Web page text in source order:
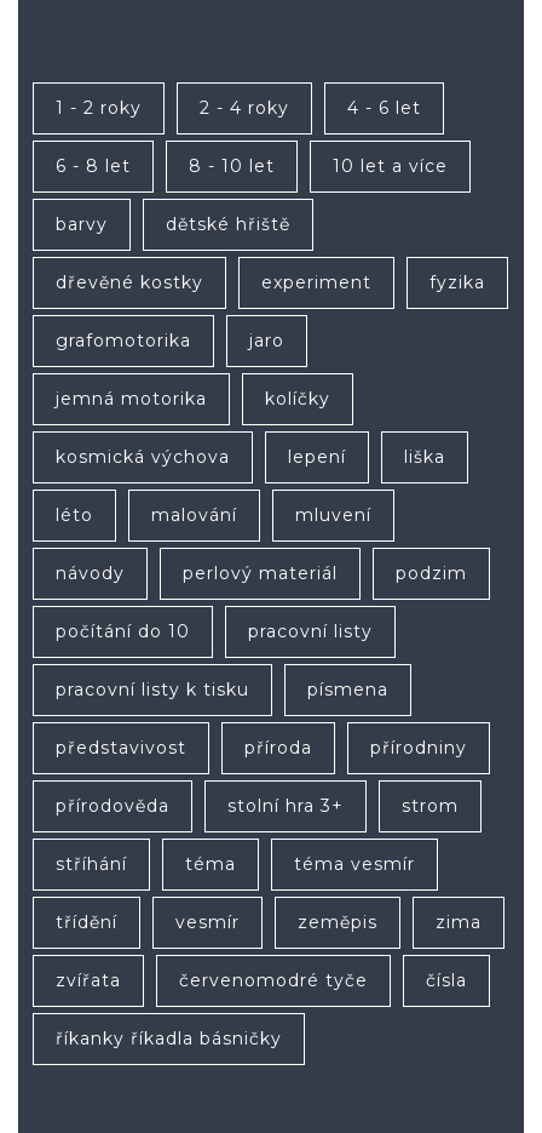
1 - 2 roky 2 - 4 roky 4 - 6 let
6 - 8 let 8 - 10 let 10 let a více
barvy dětské hřiště
dřevěné kostky experiment fyzika
grafomotorika jaro
jemná motorika kolíčky
kosmická výchova lepení liška
léto malování mluvení
návody perlový materiál podzim
počítání do 10 pracovní listy
pracovní listy k tisku písmena
představivost příroda přírodniny
přírodověda stolní hra 3+ strom
stříhání téma téma vesmír
třídění vesmír zeměpis zima
zvířata červenomodré tyče čísla
říkanky říkadla básničky